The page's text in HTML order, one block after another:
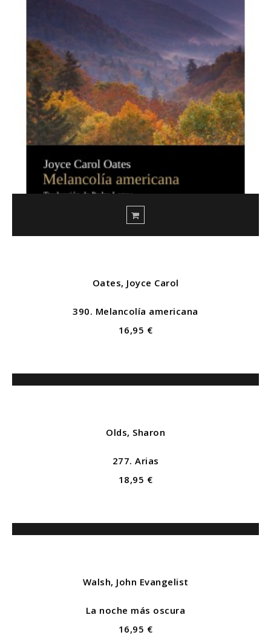
Oates, Joyce Carol
390. Melancolía americana
16,95 €
Olds, Sharon
277. Arias
18,95 €
Walsh, John Evangelist
La noche más oscura
16,95 €